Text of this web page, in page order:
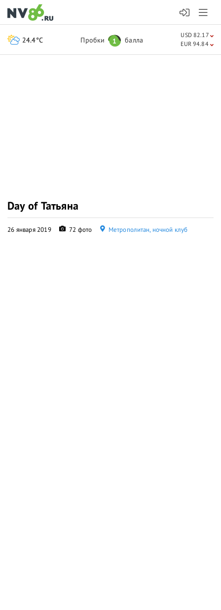
Day of Татьяна
26 января 2019 72 фото Метрополитан, ночной клуб
24.4°C Пробки 1 балла
USD 82.17
EUR 94.84